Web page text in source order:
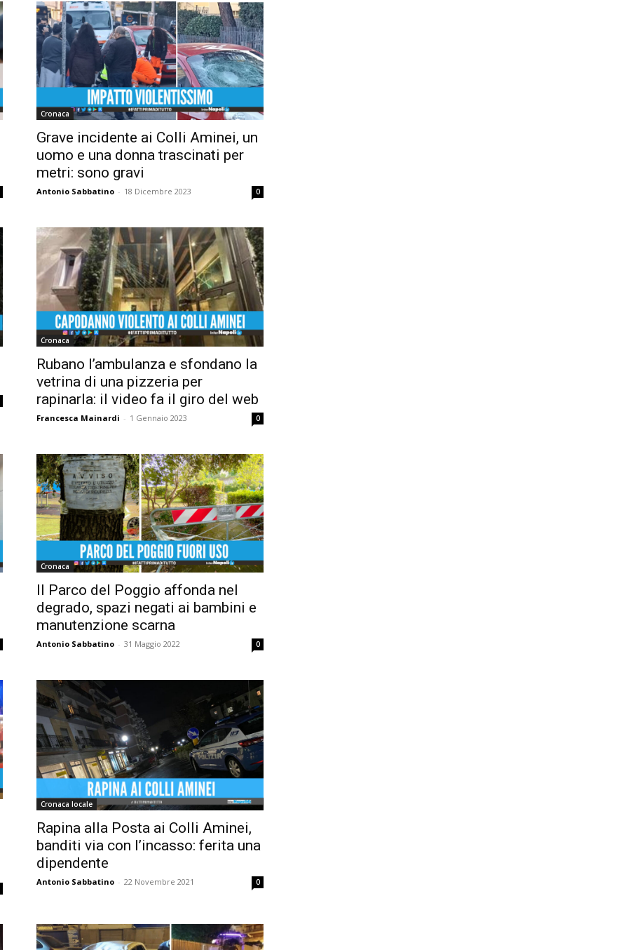
Cronaca
Grave incidente ai Colli Aminei, un
uomo e una donna trascinati per
metri: sono gravi
Antonio Sabbatino - 18 Dicembre 2023 0
Cronaca
Rubano l’ambulanza e sfondano la
vetrina di una pizzeria per
rapinarla: il video fa il giro del web
Francesca Mainardi - 1 Gennaio 2023 0
Cronaca
Il Parco del Poggio affonda nel
degrado, spazi negati ai bambini e
manutenzione scarna
Antonio Sabbatino - 31 Maggio 2022 0
Cronaca locale
Rapina alla Posta ai Colli Aminei,
banditi via con l’incasso: ferita una
dipendente
Antonio Sabbatino - 22 Novembre 2021 0